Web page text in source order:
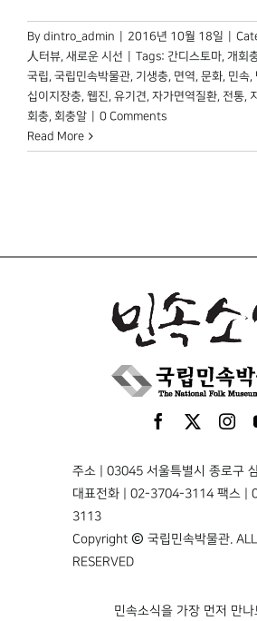
By dintro_admin 2016년 10월 18일
人터뷰, 새로운 시선 Tags: 간디스토마, 개회
국립, 국립민속박물관, 기생충, 면역, 문화, 민속,
십이지장충, 웹진, 유기견, 자가면역질환, 전통,
회충, 회충알
0 Comments
Read More
주소 | 03045 서울특별시 종로구
대표전화 | 02-3704-3114 팩스 |
3113
Copyright © 국립민속박물관. ALL
RESERVED
민속소식을 가장 먼저 만나